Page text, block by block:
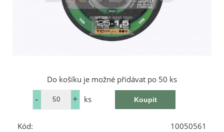
Do košíku je možné přidávat po 50 ks
ks
Kód:
10050561